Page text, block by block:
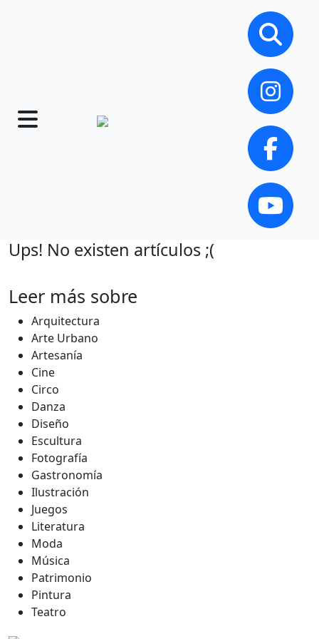
Ups! No existen artículos ;(
Leer más sobre
Arquitectura
Arte Urbano
Artesanía
Cine
Circo
Danza
Diseño
Escultura
Fotografía
Gastronomía
Ilustración
Juegos
Literatura
Moda
Música
Patrimonio
Pintura
Teatro